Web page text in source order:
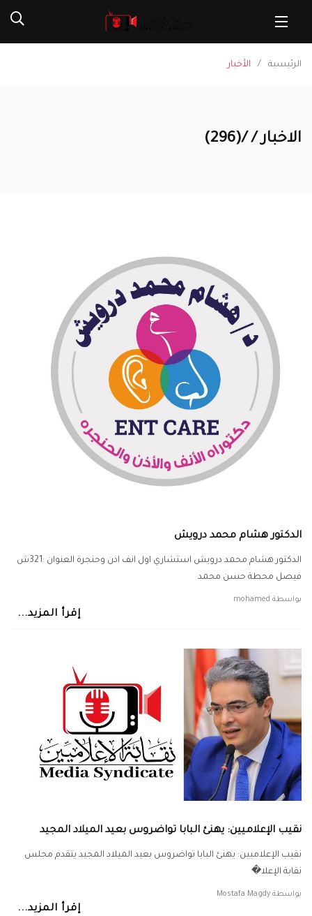
الرئيسية الأخبار
الاخبار / /(296)
الدكتور هشام محمد درويش
الدكتور هشام محمد درويش استشاري اول انف اذن وحنجرة العنوان :321ش
فيصل محطة حسن محمد
بواسطة mohamed
إقرأ المزيد...
نقيب الإعلاميين: يهنئ البابا تواضروس بعيد الميلاد المجيد
نقيب الإعلاميين: يهنئ البابا تواضروس بعيد الميلاد المجيد يتقدم مجلس
نقابة الإعلا�
بواسطة Mostafa Magdy
إقرأ المزيد...